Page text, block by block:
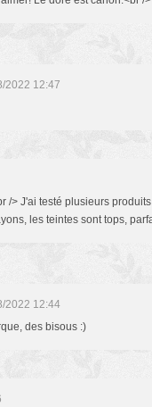
2022 12:47
/> J'ai testé plusieurs
les teintes sont tops,
2022 12:44
des bisous :)